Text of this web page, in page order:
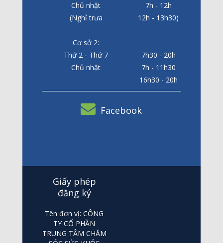
Chủ nhật
7h - 12h
(Nghỉ trưa
12h - 13h30)
Cơ sở 2:
Thứ 2 - Thứ 7
7h30 - 20h
Chủ nhật
7h - 11h30
16h30 - 20h
Facebook
Giấy phép
đăng ký
Tên đơn vị: CÔNG
TY CỔ PHẦN
TRUNG TÂM CHĂM